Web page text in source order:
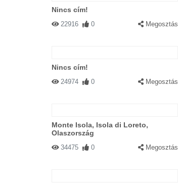
Nincs cím!
22916 0 Megosztás
Nincs cím!
24974 0 Megosztás
Monte Isola, Isola di Loreto,
Olaszország
34475 0 Megosztás